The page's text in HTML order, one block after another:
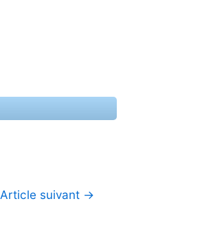
Article suivant →